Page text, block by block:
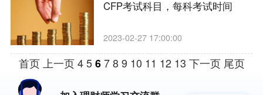
CFP考试科目，每科考试时间
2023-02-27 17:00:00
首页 上一页 4 5 6 7 8 9 10 11 12 13 下一页 尾页